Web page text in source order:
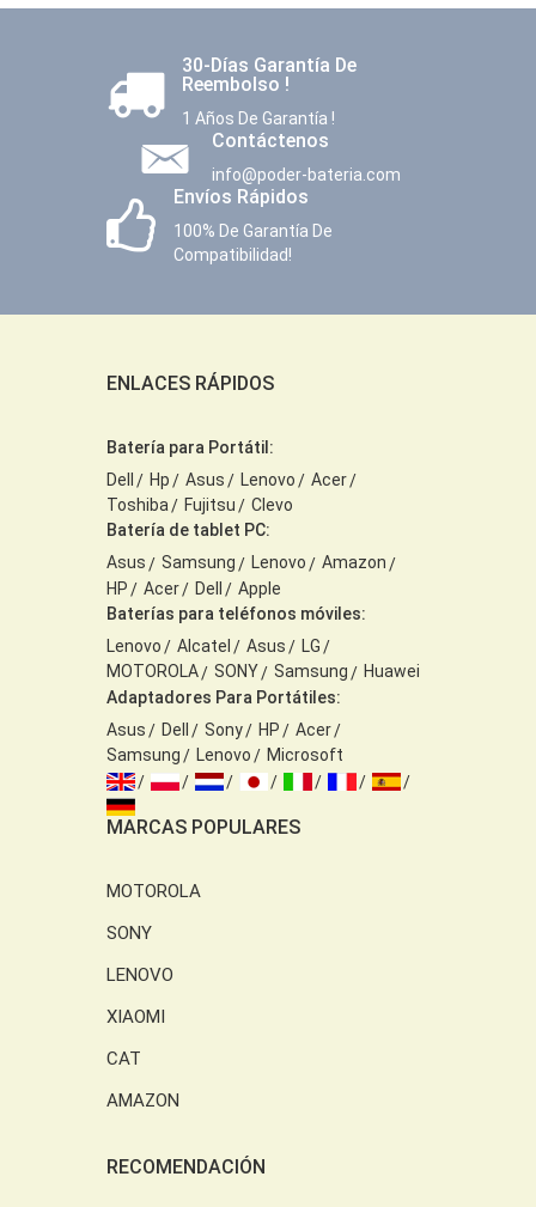
30-Días Garantía De
Reembolso !
1 Años De Garantía !
Contáctenos
info@poder-bateria.com
Envíos Rápidos
100% De Garantía De
Compatibilidad!
ENLACES RÁPIDOS
Batería para Portátil:
Dell
Hp Asus Lenovo
Acer
Toshiba
Fujitsu
Clevo
Batería de tablet PC:
Asus
Samsung Lenovo
Amazon
HP
Acer Dell
Apple
Baterías para teléfonos móviles:
Lenovo
Alcatel Asus
LG
MOTOROLA
SONY Samsung
Huawei
Adaptadores Para Portátiles:
Asus
Dell Sony HP
Acer
Samsung
Lenovo Microsoft
MARCAS POPULARES
MOTOROLA
SONY
LENOVO
XIAOMI
CAT
AMAZON
RECOMENDACIÓN